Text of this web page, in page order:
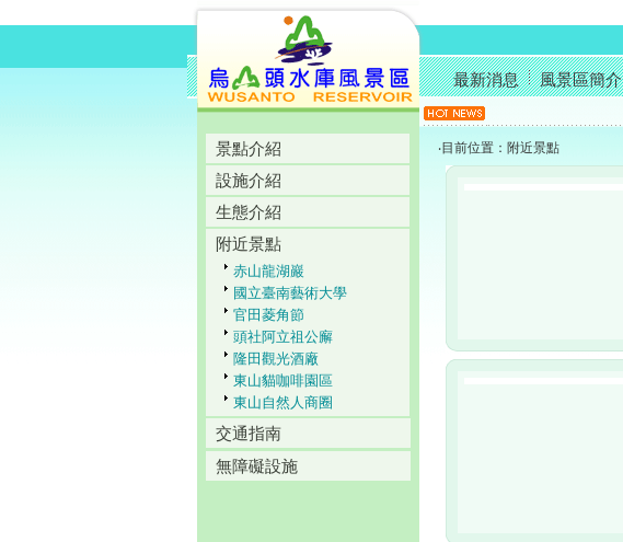
景點介紹
設施介紹
生態介紹
附近景點
赤山龍湖巖
國立臺南藝術大學
官田菱角節
頭社阿立祖公廨
隆田觀光酒廠
東山貓咖啡園區
東山自然人商圈
交通指南
無障礙設施
最新消息 風景區簡介
‧目前位置： 附近景點